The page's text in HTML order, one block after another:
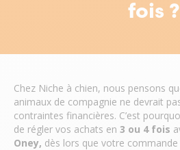
fois ?
Chez Niche à chien, nous pensons
animaux de compagnie ne devrait
contraintes financières. C’est
de régler vos achats en 3 ou 4 fois
Oney, dès lors que votre